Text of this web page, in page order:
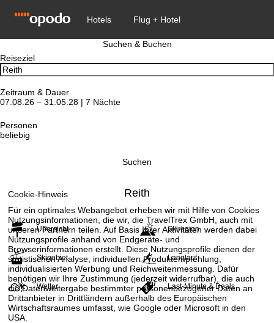
Cookie-Hinweis
Für ein optimales Webangebot erheben wir mit Hilfe von Cookies
Nutzungsinformationen, die wir, die TravelTrex GmbH, auch mit
unseren Partnern teilen. Auf Basis Ihrer Aktivitäten werden dabei
Nutzungsprofile anhand von Endgeräte- und
Browserinformationen erstellt. Diese Nutzungsprofile dienen der
statistischen Analyse, individuellen Produktempfehlung,
individualisierten Werbung und Reichweitenmessung. Dafür
benötigen wir Ihre Zustimmung (jederzeit widerrufbar), die auch
die Datenweitergabe bestimmter personenbezogener Daten an
Drittanbieter in Drittländern außerhalb des Europäischen
Wirtschaftsraumes umfasst, wie Google oder Microsoft in den
USA.
Suchen & Buchen
Reiseziel
Zeitraum & Dauer
07.08.26 – 31.05.28 | 7 Nächte
Personen
beliebig
Suchen
Reith
Übersicht Skiregion
Skigebiet Langlauf
Wetter Last-Minute & Deals